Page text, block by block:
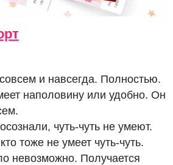
и навсегда. Полностью.
наполовину или удобно. Он
чуть-чуть не умеют.
тоже не умеет чуть-чуть.
невозможно. Получается